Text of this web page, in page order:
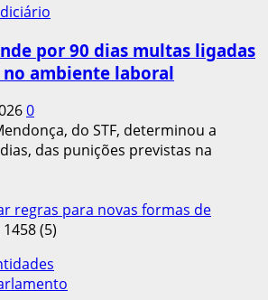
por 90 dias multas ligadas
ambiente laboral
0
do STF, determinou a
das punições previstas na
regras para novas formas de